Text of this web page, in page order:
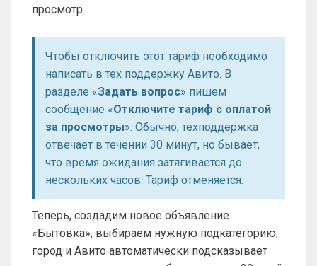
просмотр.
Чтобы отключить этот тариф необходимо
написать в тех поддержку Авито. В
разделе «Задать вопрос» пишем
сообщение «Отключите тариф с оплатой
за просмотры». Обычно, техподдержка
отвечает в течении 30 минут, но бывает,
что время ожидания затягивается до
нескольких часов. Тариф отменяется.
Теперь, создадим новое объявление
«Бытовка», выбираем нужную подкатегорию,
город и Авито автоматически подсказывает